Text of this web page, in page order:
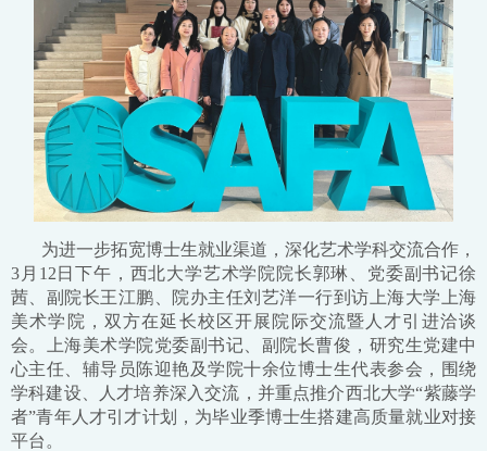
为进一步拓宽博士生就业渠道，深化艺术学科交流合作，
3月12日下午，西北大学艺术学院院长郭琳、党委副书记徐
茜、副院长王江鹏、院办主任刘艺洋一行到访上海大学上海
美术学院，双方在延长校区开展院际交流暨人才引进洽谈
会。上海美术学院党委副书记、副院长曹俊，研究生党建中
心主任、辅导员陈迎艳及学院十余位博士生代表参会，围绕
学科建设、人才培养深入交流，并重点推介西北大学“紫藤学
者”青年人才引才计划，为毕业季博士生搭建高质量就业对接
平台。